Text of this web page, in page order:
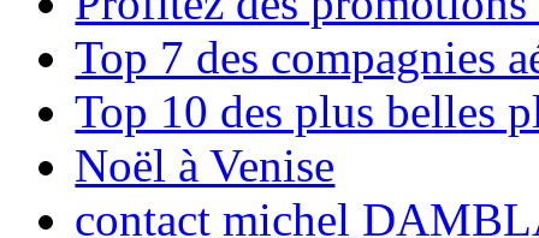
Top 7 des compagnies
Top 10 des plus belles
Noël à Venise
contact michel